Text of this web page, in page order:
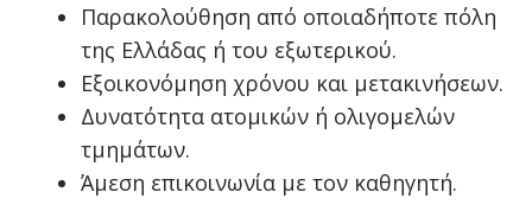
Παρακολούθηση από οποιαδήποτε πόλη
της Ελλάδας ή του εξωτερικού.
Εξοικονόμηση χρόνου και μετακινήσεων.
Δυνατότητα ατομικών ή ολιγομελών
τμημάτων.
Άμεση επικοινωνία με τον καθηγητή.